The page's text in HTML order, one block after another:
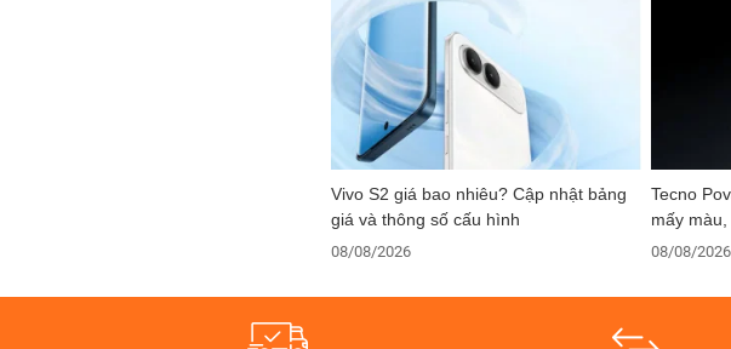
Vivo S2 giá bao nhiêu? Cập nhật bảng
giá và thông số cấu hình
08/08/2026
Tecno
mấy
08/08/2026